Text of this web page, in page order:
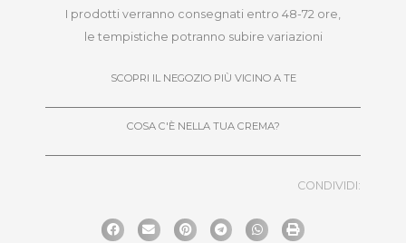
I prodotti verranno consegnati entro 48-72 ore,
le tempistiche potranno subire variazioni
SCOPRI IL NEGOZIO PIÙ VICINO A TE
COSA C'È NELLA TUA CREMA?
CONDIVIDI: